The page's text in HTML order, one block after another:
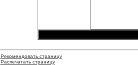
Рекомендовать страницу
Распечатать страницу